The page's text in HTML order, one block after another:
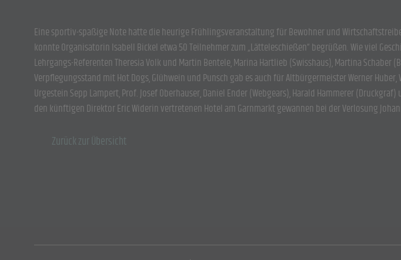
Eine sportiv-spaßige Note hatte die heurige Frühlingsveranstaltung für Bewohner und
konnte Organisatorin Isabell Bickel etwa 50 Teilnehmer zum „Lätteleschießen“ begrüßen. Wie viel
Lehrgangs-Referenten Theresia Volk und Martin Bentele, Marina Hartlieb (Swisshaus), Martina
Verpflegungsstand mit Hot Dogs, Glühwein und Punsch gab es auch für Altbürgermeister Werner
Urgestein Sepp Lampert, Prof. Josef Oberhauser, Daniel Ender (Webgears), Harald Hammerer
den künftigen Direktor Eric Widerin vertretenen Hotel am Garnmarkt gewannen bei der Verlosung
Zurück zur Übersicht